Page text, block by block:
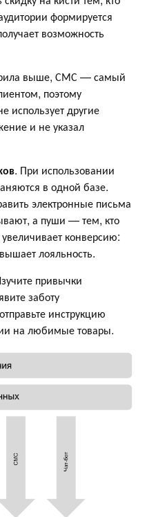
формируется
возможность
выше, СМС — самый
поэтому
использует другие
и не указал
. При использовании
в одной базе.
электронные письма
а пуши — тем, кто
конверсию:
лояльность.
привычки
заботу
инструкцию
на любимые товары.